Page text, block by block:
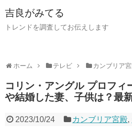
吉良がみてる
トレンドを調査してお伝えします
ホーム テレビ カンブリア
コリン・アングル プロフィ
や結婚した妻、子供は？最
2023/10/24 カンブリア宮殿,